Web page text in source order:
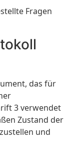
Fragen
das für
3 verwendet
Zustand der
und